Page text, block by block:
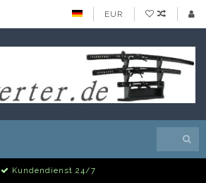
EUR
Alle Schwerter auf Lager